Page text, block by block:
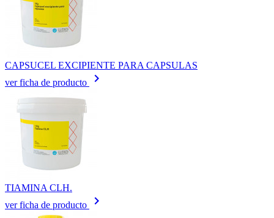
CAPSUCEL EXCIPIENTE PARA CAPSULAS
ver ficha de producto
keyboard_arrow_right
TIAMINA CLH.
ver ficha de producto
keyboard_arrow_right